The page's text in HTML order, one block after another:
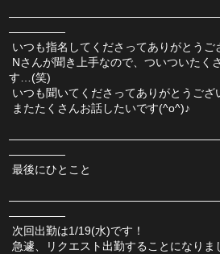
―――――
いつも指名してくださってありがとうご
す…(笑)
いつも聞いてくださってありがとうご
またたくさんお話したいです(^o^)♪
―――――
最後にひとこと
―――――
次回出勤は1/19(水)です！
急遽、リクエスト出勤することになり